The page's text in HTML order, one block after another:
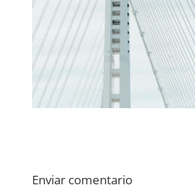
Enviar comentario